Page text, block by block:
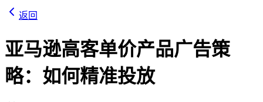
返回
亚马逊高客单价产品广告策
略：如何精准投放